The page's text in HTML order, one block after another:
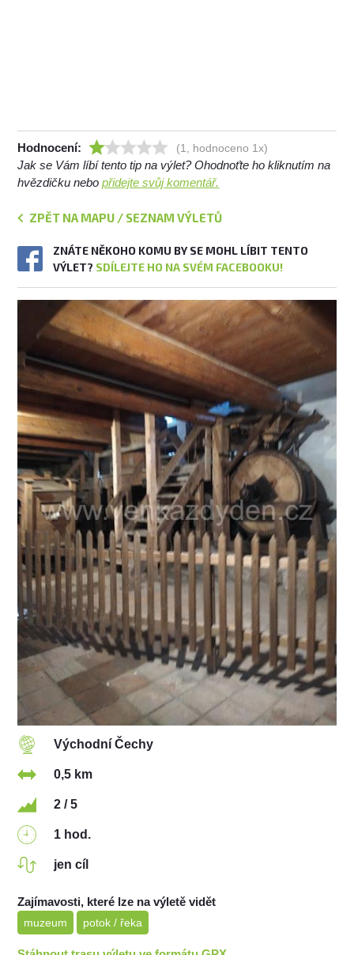
Hodnocení: (1, hodnoceno 1x)
Jak se Vám líbí tento tip na výlet? Ohodnoťte ho kliknutím na
hvězdičku nebopřidejte svůj komentář.
ZPĚT NA MAPU / SEZNAM VÝLETŮ
ZNÁTE NĚKOHO KOMU BY SE MOHL LÍBIT TENTO
VÝLET? SDÍLEJTE HO NA SVÉM FACEBOOKU!
Východní Čechy
0,5 km
2 / 5
1 hod.
jen cíl
Zajímavosti, které lze na výletě vidět
muzeum potok / řeka